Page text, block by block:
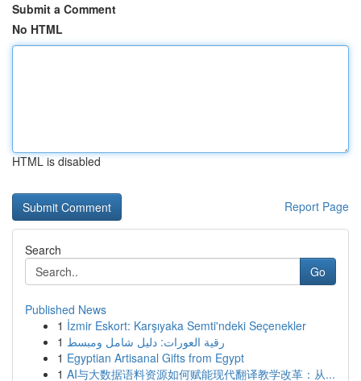
Submit a Comment
No HTML
HTML is disabled
Report Page
Search
Go
Published News
1 İzmir Eskort: Karşıyaka Semti'ndeki Seçenekler
1 رقية العورات: دليل شامل ومبسط
1 Egyptian Artisanal Gifts from Egypt
1 AI与大数据语料资源如何赋能现代翻译教学改革：从...